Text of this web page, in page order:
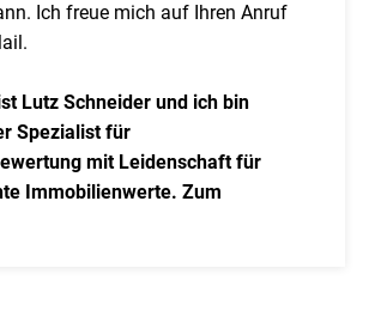
Ich freue mich auf Ihren Anruf
Lutz Schneider und ich bin
Spezialist für
mit Leidenschaft für
Immobilienwerte. Zum